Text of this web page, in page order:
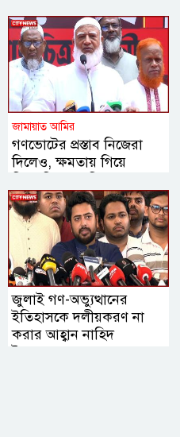
জামায়াত আমির
গণভোটের প্রস্তাব নিজেরা
দিলেও, ক্ষমতায় গিয়ে
গিয়েছে
জুলাই গণ-অভ্যুত্থানের
ইতিহাসকে দলীয়করণ না
করার আহ্বান নাহিদ
ইসলামের